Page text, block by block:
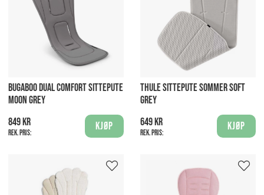
BUGABOO DUAL COMFORT SITTEPUTE
MOON GREY
849 kr
Rek. pris:
Kjøp
THULE SITTEPUTE SOMMER SOFT
GREY
649 kr
Rek. pris:
Kjøp